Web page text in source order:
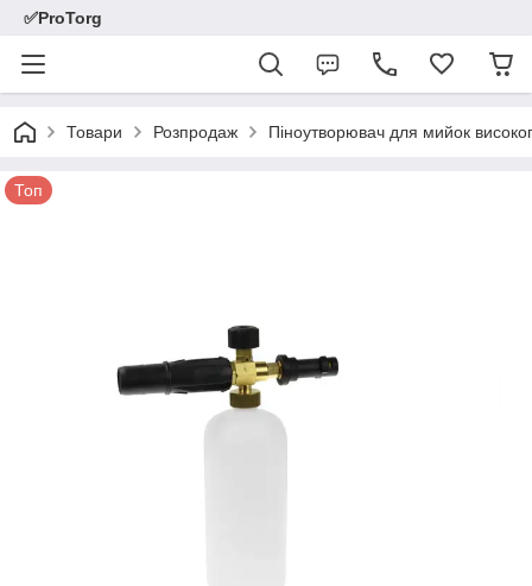
✅ProTorg
Товари Розпродаж Піноутворювач для мийок
Топ